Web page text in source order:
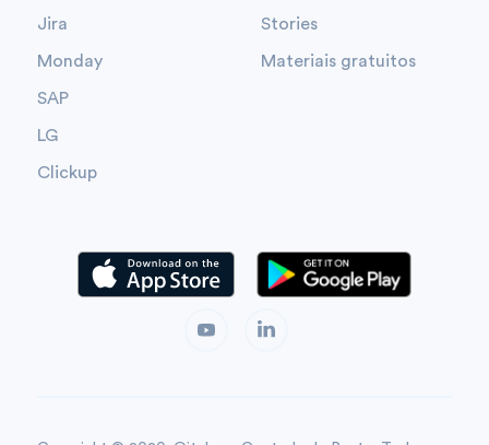
Jira
Monday
SAP
LG
Clickup
Stories
Materiais gratuitos